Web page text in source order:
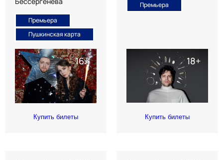
Премьера
Пушкинская карта
Купить билеты
Премьера
Купить билеты